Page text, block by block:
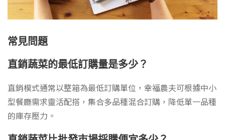
常見問題
直銷蔬菜的最低訂購量是多少？
直銷模式通常以整箱為最低訂購單位，幸福農夫可根據中小
型餐廳需求靈活配搭，集合多品種混合訂購，降低單一品種
的庫存壓力。